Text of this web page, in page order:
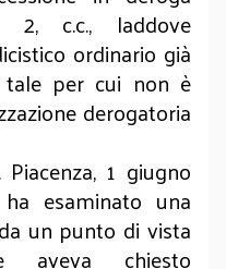
2, c.c., laddove
ordinario già
tale per cui non è
derogatoria
1 giugno
esaminato una
un punto di vista
aveva chiesto